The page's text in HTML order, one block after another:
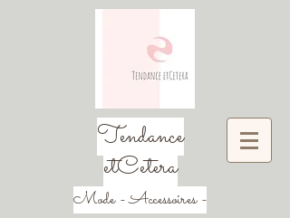
Tendance
etCetera
Mode - Accessoires -